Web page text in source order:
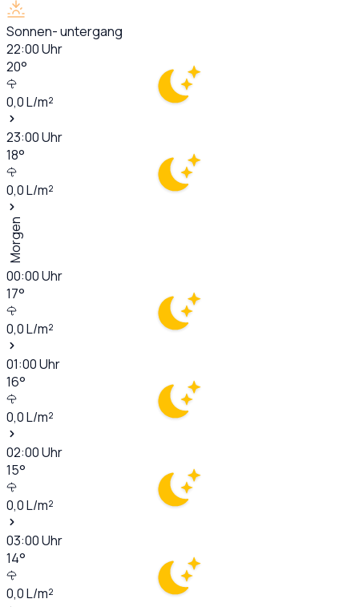
Sonnen- untergang
22:00Uhr
20°
0,0L/m²
23:00Uhr
18°
0,0L/m²
Morgen
00:00Uhr
17°
0,0L/m²
01:00Uhr
16°
0,0L/m²
02:00Uhr
15°
0,0L/m²
03:00Uhr
14°
0,0L/m²